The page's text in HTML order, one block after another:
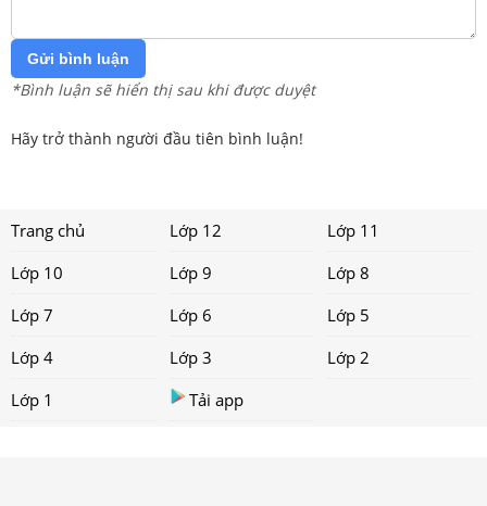
Gửi bình luận
*Bình luận sẽ hiển thị sau khi được duyệt
Hãy trở thành người đầu tiên bình luận!
Trang chủ Lớp 12
Lớp 11
Lớp 10
Lớp 9
Lớp 8
Lớp 7
Lớp 6
Lớp 5
Lớp 4
Lớp 3
Lớp 2
Lớp 1
Tải app